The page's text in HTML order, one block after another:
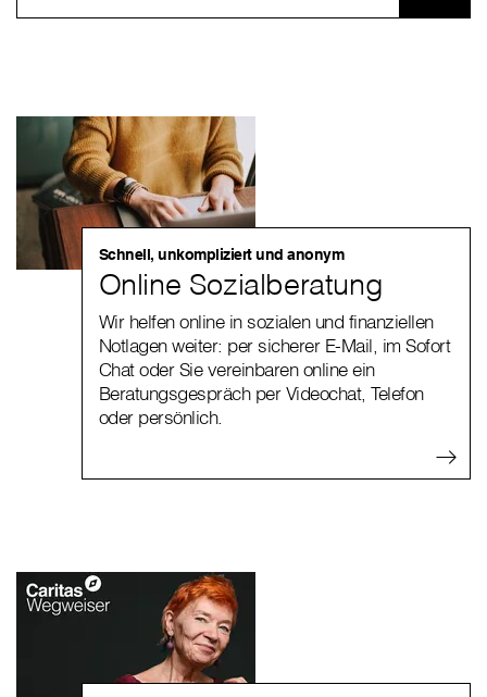
Schnell, unkompliziert und anonym
Online Sozialberatung
Wir helfen online in sozialen und finanziellen
Notlagen weiter: per sicherer E-Mail, im Sofort
Chat oder Sie vereinbaren online ein
Beratungsgespräch per Videochat, Telefon
oder persönlich.